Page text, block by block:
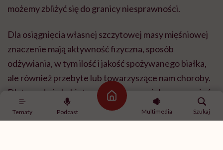
Tematy Podcast
Strona główna
Multimedia
Szukaj
możemy zbliżyć się do granicy niesprawności.
Dla osiągnięcia własnej szczytowej masy mięśniowej
znaczenie mają aktywność fizyczna, sposób
odżywiania, w tym ilość i jakość spożywanego białka,
ale również przebyte lub towarzyszące nam choroby.
Dlatego dwie kobiety w tym samym wieku mogą mieć
zupełnie inne perspektywy zdrowotne na kolejne
dekady życia.